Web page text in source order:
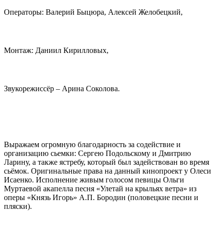
Операторы: Валерий Быцюра, Алексей Желобецкий,
Монтаж: Даниил Кирилловых,
Звукорежиссёр – Арина Соколова.
Выражаем огромную благодарность за содействие и
организацию сьемки: Сергею Подольскому и Дмитрию
Ларину, а также ястребу, который был задействован во время
сьёмок. Оригинальные права на данный кинопроект у Олеси
Исаенко. Исполнение живым голосом певицы Ольги
Муртаевой акапелла песня «Улетай на крыльях ветра» из
оперы «Князь Игорь» А.П. Бородин (половецкие песни и
пляски).